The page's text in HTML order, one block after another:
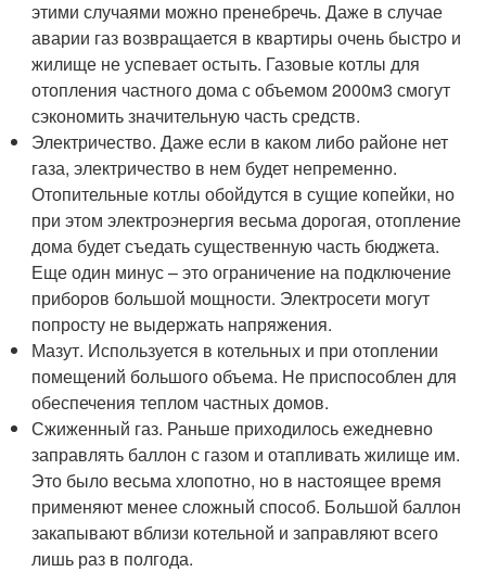
этими случаями можно пренебречь. Даже в случае
аварии газ возвращается в квартиры очень быстро и
жилище не успевает остыть. Газовые котлы для
отопления частного дома с объемом 2000м3 смогут
сэкономить значительную часть средств.
Электричество. Даже если в каком либо районе нет
газа, электричество в нем будет непременно.
Отопительные котлы обойдутся в сущие копейки, но
при этом электроэнергия весьма дорогая, отопление
дома будет съедать существенную часть бюджета.
Еще один минус – это ограничение на подключение
приборов большой мощности. Электросети могут
попросту не выдержать напряжения.
Мазут. Используется в котельных и при отоплении
помещений большого объема. Не приспособлен для
обеспечения теплом частных домов.
Сжиженный газ. Раньше приходилось ежедневно
заправлять баллон с газом и отапливать жилище им.
Это было весьма хлопотно, но в настоящее время
применяют менее сложный способ. Большой баллон
закапывают вблизи котельной и заправляют всего
лишь раз в полгода.